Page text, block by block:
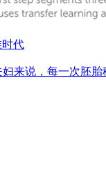
代
来说，每一次胚